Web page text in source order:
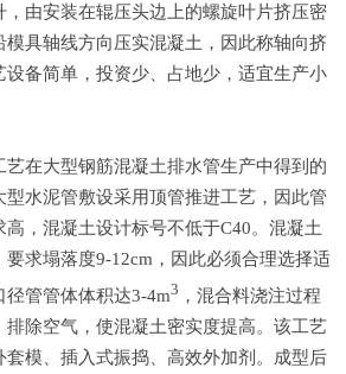
，由安装在辊压头边上的螺旋叶片挤压密
模具轴线方向压实混凝土，因此称轴向挤
设备简单，投资少、占地少，适宜生产小
艺在大型钢筋混凝土排水管生产中得到的
型水泥管敷设采用顶管推进工艺，因此管
，混凝土设计标号不低于C40。混凝土
求塌落度9-12cm，因此必须合理选择适
管管体体积达3-4m3 ，混合料浇注过程
排除空气，使混凝土密实度提高。该工艺
套模、插入式振捣、高效外加剂。成型后